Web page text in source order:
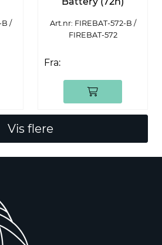
B /
Art.nr: FIREBAT-572-B /
FIREBAT-572
Fra:
Vis flere